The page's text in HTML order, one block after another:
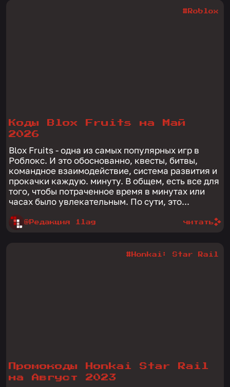
Коды Blox Fruits на Май
2026
Blox Fruits - одна из самых популярных игр в
Роблокс. И это обоснованно, квесты, битвы,
командное взаимодействие, система развития и
прокачки каждую. минуту. В общем, есть все для
того, чтобы потраченное время в минутах или
часах было увлекательным. По сути, это...
@Редакция 1lag
#Roblox
читать
Промокоды Honkai Star Rail
на Август 2023
#Honkai: Star Rail